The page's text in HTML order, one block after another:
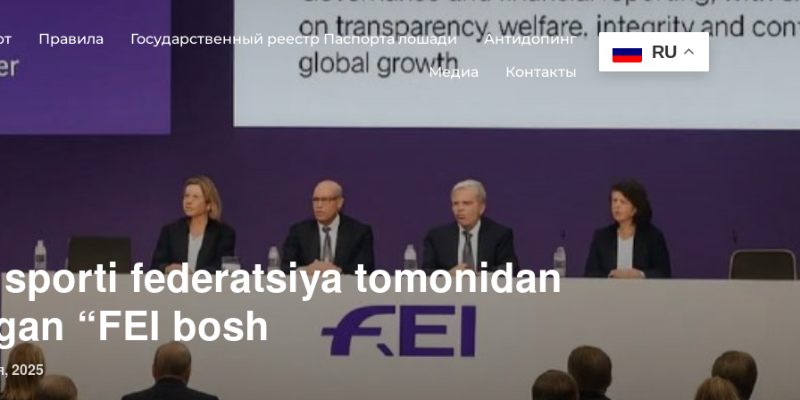
Правила Государственный реестр Паспорта лошади
Антидопинг
Медиа
Контакты
RU
federatsiya tomonidan
“FEI bosh
2025